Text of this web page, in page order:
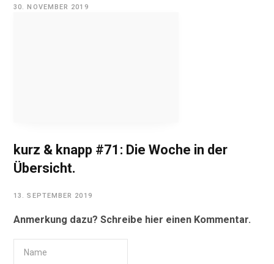
30. NOVEMBER 2019
kurz & knapp #71: Die Woche in der
Übersicht.
13. SEPTEMBER 2019
Anmerkung dazu? Schreibe hier einen Kommentar.